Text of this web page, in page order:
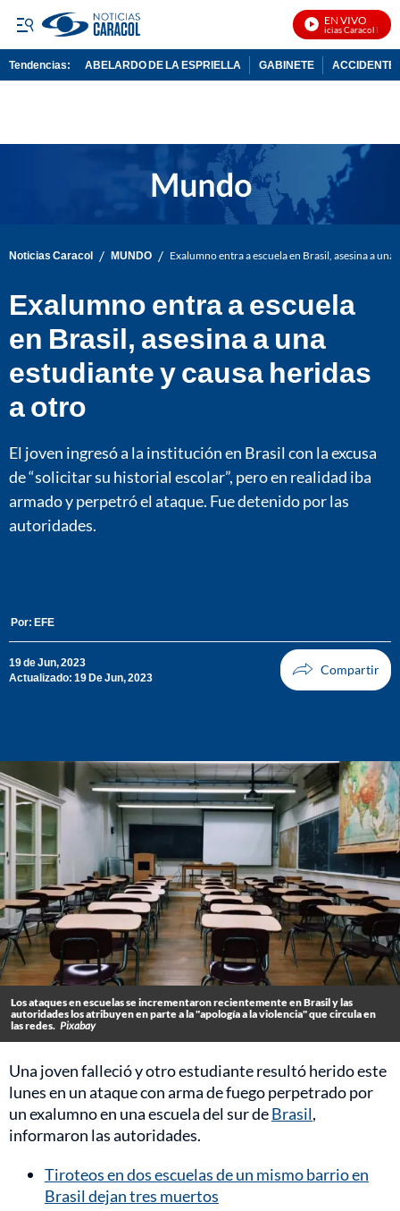
EN VIVO
Noticias Caracol En
Tendencias: ABELARDO DE LA ESPRIELLA GABINETE ACCIDENTE
Noticias Caracol / MUNDO / Exalumno entra a escuela en Brasil, asesina a
Exalumno entra a escuela
en Brasil, asesina a una
estudiante y causa heridas
a otro
El joven ingresó a la institución en Brasil con la excusa
de “solicitar su historial escolar”, pero en realidad iba
armado y perpetró el ataque. Fue detenido por las
autoridades.
Por: EFE
19 de Jun, 2023
Actualizado: 19 De Jun, 2023
Los ataques en escuelas se incrementaron recientemente en Brasil y las
autoridades los atribuyen en parte a la "apología a la violencia" que circula en
las redes. Pixabay
Una joven falleció y otro estudiante resultó herido este
lunes en un ataque con arma de fuego perpetrado por
un exalumno en una escuela del sur deBrasil,
informaron las autoridades.
Tiroteos en dos escuelas de un mismo barrio en
Brasil dejan tres muertos